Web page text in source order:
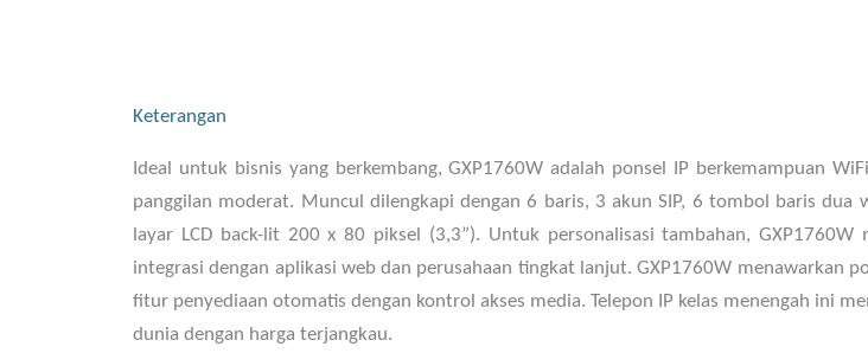
Keterangan
Ideal untuk bisnis yang berkembang, GXP1760W adalah ponsel IP berkemampuan
panggilan moderat. Muncul dilengkapi dengan 6 baris, 3 akun SIP, 6 tombol baris
layar LCD back-lit 200 x 80 piksel (3,3”). Untuk personalisasi tambahan,
integrasi dengan aplikasi web dan perusahaan tingkat lanjut. GXP1760W
fitur penyediaan otomatis dengan kontrol akses media. Telepon IP kelas menengah ini
dunia dengan harga terjangkau.